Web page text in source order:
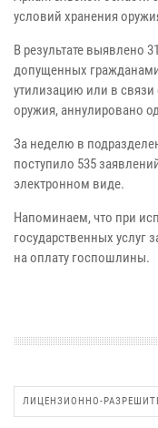
условий хранения
В результате выявлено
допущенных
утилизацию или в
оружия, аннулировано
За неделю в
поступило 535
электронном виде.
Напоминаем, что при
государственных услуг
на оплату госпошлины.
ЛИЦЕНЗИОННО-